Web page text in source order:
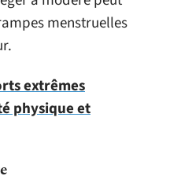
menstruelles
extrêmes
physique et